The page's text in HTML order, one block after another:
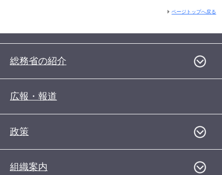
ページトップへ戻る
総務省の紹介
広報・報道
政策
組織案内